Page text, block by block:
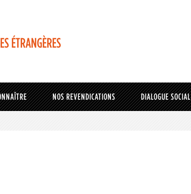
ÉTRANGÈRES
NOS REVENDICATIONS DIALOGUE SOCIAL